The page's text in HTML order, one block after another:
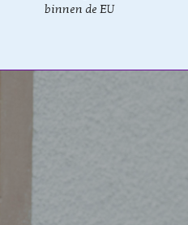
binnen de EU